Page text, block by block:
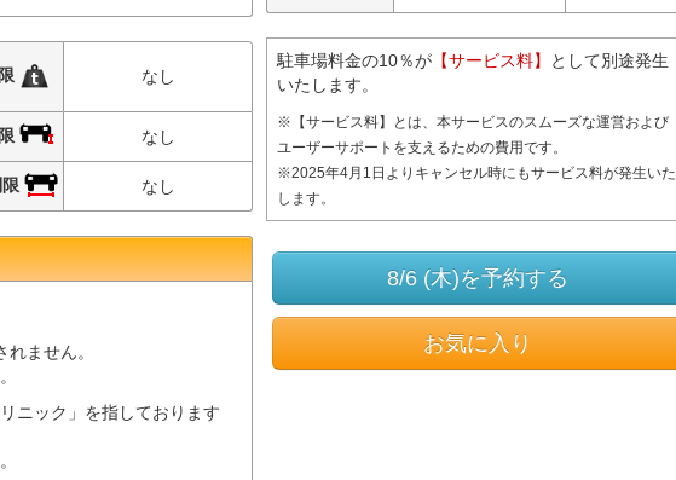
なし
なし
なし
ません。
ニック」を指しております
駐車場料金の10％が【サービス料】
として別途発生
いたします。
※【サービス料】とは、本サービスのスムーズな運営および
ユーザーサポートを支えるための費用です。
※2025年4月1日よりキャンセル時にもサービス料が発生いた
します。
8/6 (木)を予約する
お気に入り